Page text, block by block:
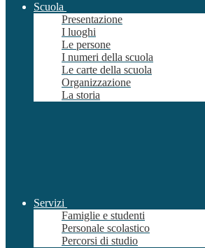
Scuola
Presentazione
I luoghi
Le persone
I numeri della scuola
Le carte della scuola
Organizzazione
La storia
Servizi
Famiglie e studenti
Personale scolastico
Percorsi di studio